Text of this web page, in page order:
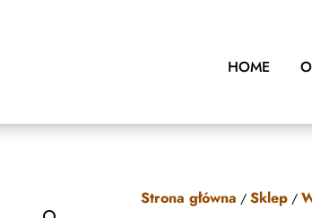
HOME
Strona główna /Sklep /